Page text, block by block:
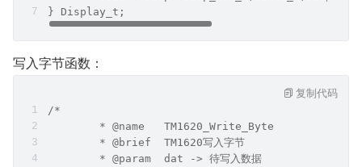
} Display_t;
写入字节函数：
/*
	* @name   TM1620_Write_Byte
	* @brief  TM1620写入字节
	* @param  dat -> 待写入数据
复制代码